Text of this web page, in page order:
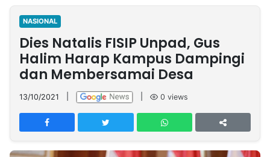
Nasional
International
Olahraga
Entertainment
Daerah
Pariwisata
Kuliner
Kolom
Network
PT
TREETAN
INDONESIA
NASIONAL
Dies Natalis FISIP Unpad, Gus
Halim Harap Kampus Dampingi
dan Membersamai Desa
13/10/2021 0 views